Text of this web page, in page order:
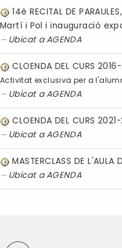
14è RECITAL DE
Martí i Pol i inauguració
Ubicat aAGENDA
CLOENDA DEL CURS
Activitat exclusiva per a
Ubicat aAGENDA
CLOENDA DEL CURS
Ubicat aAGENDA
MASTERCLASS DE L'AULA
Ubicat aAGENDA